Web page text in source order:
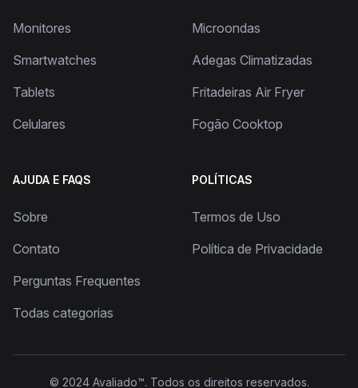
Monitores
Smartwatches
Tablets
Celulares
Microondas
Adegas Climatizadas
Fritadeiras Air Fryer
Fogão Cooktop
AJUDA E FAQS
Sobre
Contato
Perguntas Frequentes
Todas categorias
POLÍTICAS
Termos de Uso
Política de Privacidade
© 2024 Avaliado™. Todos os direitos reservados.